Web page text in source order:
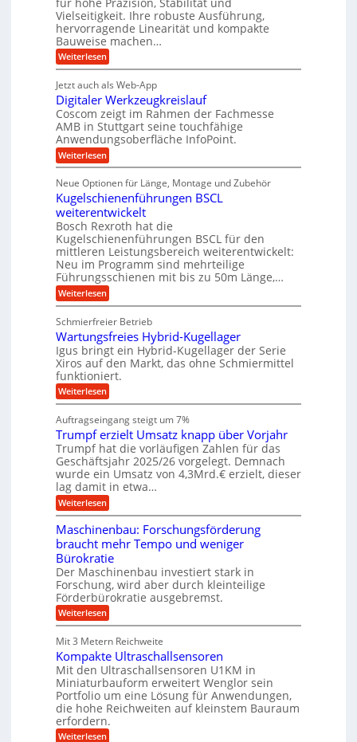
d
e
t
r
i
e
b
e
f
ü
r
r
a
u
e
U
m
g
e
b
u
n
g
e
n
u
f
t
r
s
e
i
n
g
a
n
g
e
,
w
e
n
i
g
e
r
S
t
l
l
e
n
a
n
g
e
n
g
t
r
i
e
b
e
f
ü
p
r
ä
z
i
s
e
H
u
b
b
w
e
g
u
n
g
e
n
Vielseitigkeit. Ihre robuste Ausführung,
hervorragende Linearität und kompakte
Bauweise machen…
Weiterlesen:
P
ä
z
i
s
i
o
n
f
r
A
u
t
o
m
o
t
i
v
e
n
d
M
a
s
c
h
i
e
n
b
a
u
Jetzt auch als Web-App
Digitaler Werkzeugkreislauf
Coscom zeigt im Rahmen der Fachmesse
AMB in Stuttgart seine touchfähige
Anwendungsoberfläche InfoPoint.
Weiterlesen:
D
g
i
t
a
l
e
r
W
e
r
k
z
e
u
g
k
r
e
i
s
a
u
f
Neue Optionen für Länge, Montage und Zubehör
Kugelschienenführungen BSCL
weiterentwickelt
Bosch Rexroth hat die
Kugelschienenführungen BSCL für den
mittleren Leistungsbereich weiterentwickelt:
Neu im Programm sind mehrteilige
Führungsschienen mit bis zu 50m Länge,…
Weiterlesen:
K
g
e
l
s
c
h
i
e
e
n
f
ü
h
r
u
n
g
e
n
B
S
C
L
w
e
i
t
e
e
n
t
w
i
c
k
e
Schmierfreier Betrieb
Wartungsfreies Hybrid-Kugellager
Igus bringt ein Hybrid-Kugellager der Serie
Xiros auf den Markt, das ohne Schmiermittel
funktioniert.
Weiterlesen:
W
r
t
u
n
g
s
f
r
e
e
s
H
y
b
r
i
d
-
u
g
e
l
l
a
g
e
r
Auftragseingang steigt um 7%
Trumpf erzielt Umsatz knapp über Vorjahr
Trumpf hat die vorläufigen Zahlen für das
Geschäftsjahr 2025/26 vorgelegt. Demnach
wurde ein Umsatz von 4,3Mrd.€ erzielt, dieser
lag damit in etwa…
Weiterlesen:
T
u
m
p
f
e
r
z
i
e
t
U
m
s
a
t
z
k
n
Maschinenbau: Forschungsförderung
braucht mehr Tempo und weniger
Bürokratie
Der Maschinenbau investiert stark in
Forschung, wird aber durch kleinteilige
Förderbürokratie ausgebremst.
Weiterlesen:
M
s
c
h
i
n
e
n
b
a
Mit 3 Metern Reichweite
Kompakte Ultraschallsensoren
Mit den Ultraschallsensoren U1KM in
Miniaturbauform erweitert Wenglor sein
Portfolio um eine Lösung für Anwendungen,
die hohe Reichweiten auf kleinstem Bauraum
erfordern.
Weiterlesen: